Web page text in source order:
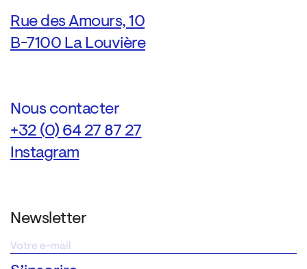
Rue des Amours, 10
B-7100 La Louvière
Nous contacter
+32 (0) 64 27 87 27
Instagram
Newsletter